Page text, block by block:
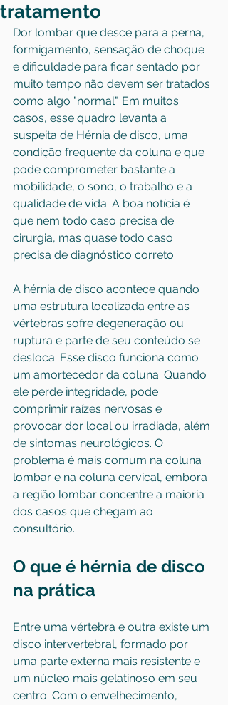
tratamento
Dor lombar que desce para a perna,
formigamento, sensação de choque
e dificuldade para ficar sentado por
muito tempo não devem ser tratados
como algo "normal". Em muitos
casos, esse quadro levanta a
suspeita de Hérnia de disco, uma
condição frequente da coluna e que
pode comprometer bastante a
mobilidade, o sono, o trabalho e a
qualidade de vida. A boa notícia é
que nem todo caso precisa de
cirurgia, mas quase todo caso
precisa de diagnóstico correto.
A hérnia de disco acontece quando
uma estrutura localizada entre as
vértebras sofre degeneração ou
ruptura e parte de seu conteúdo se
desloca. Esse disco funciona como
um amortecedor da coluna. Quando
ele perde integridade, pode
comprimir raízes nervosas e
provocar dor local ou irradiada, além
de sintomas neurológicos. O
problema é mais comum na coluna
lombar e na coluna cervical, embora
a região lombar concentre a maioria
dos casos que chegam ao
consultório.
O que é hérnia de disco
na prática
Entre uma vértebra e outra existe um
disco intervertebral, formado por
uma parte externa mais resistente e
um núcleo mais gelatinoso em seu
centro. Com o envelhecimento,